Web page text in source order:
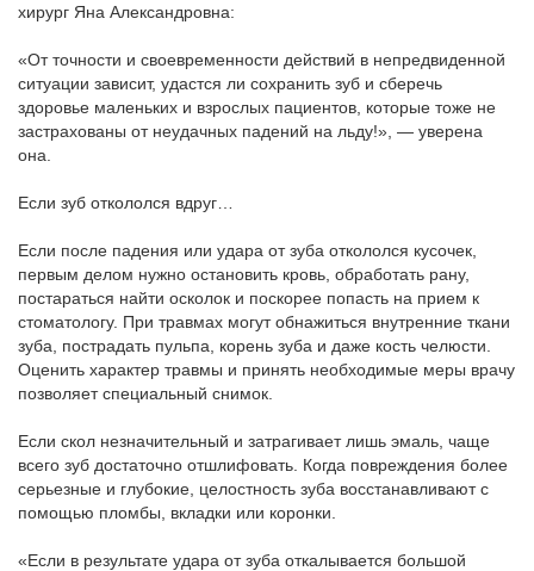
хирург Яна Александровна:
«От точности и своевременности действий в непредвиденной
ситуации зависит, удастся ли сохранить зуб и сберечь
здоровье маленьких и взрослых пациентов, которые тоже не
застрахованы от неудачных падений на льду!», — уверена
она.
Если зуб откололся вдруг…
Если после падения или удара от зуба откололся кусочек,
первым делом нужно остановить кровь, обработать рану,
постараться найти осколок и поскорее попасть на прием к
стоматологу. При травмах могут обнажиться внутренние ткани
зуба, пострадать пульпа, корень зуба и даже кость челюсти.
Оценить характер травмы и принять необходимые меры врачу
позволяет специальный снимок.
Если скол незначительный и затрагивает лишь эмаль, чаще
всего зуб достаточно отшлифовать. Когда повреждения более
серьезные и глубокие, целостность зуба восстанавливают с
помощью пломбы, вкладки или коронки.
«Если в результате удара от зуба откалывается большой